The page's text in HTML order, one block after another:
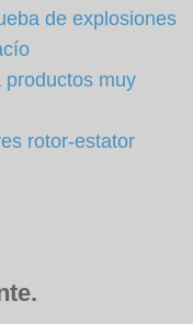
de explosiones
muy
rotor-estator